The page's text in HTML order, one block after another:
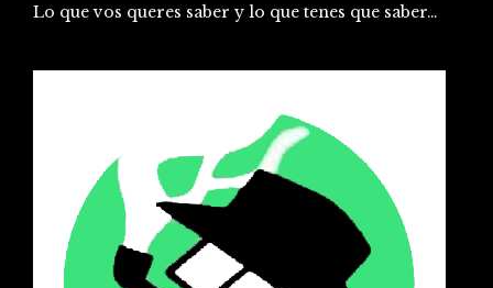
Lo que vos queres saber y lo que tenes que saber…